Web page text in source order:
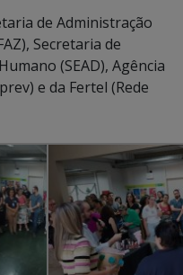
de Administração
Secretaria de
(SEAD), Agência
e da Fertel (Rede